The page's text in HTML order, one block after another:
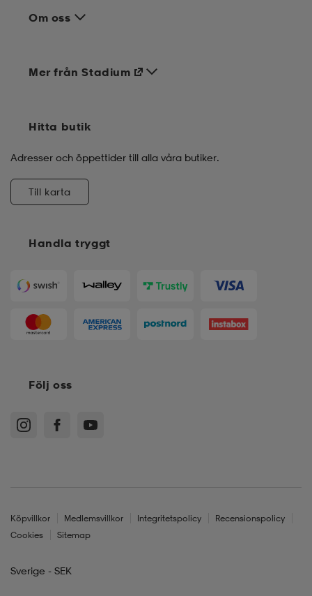
Om oss
Handla tryggt
Mer från Stadium
Hitta butik
Adresser och öppettider till alla våra butiker.
Till karta
Följ oss
Köpvillkor Medlemsvillkor Integritetspolicy
Recensionspolicy
Cookies
Sitemap
Sverige - SEK